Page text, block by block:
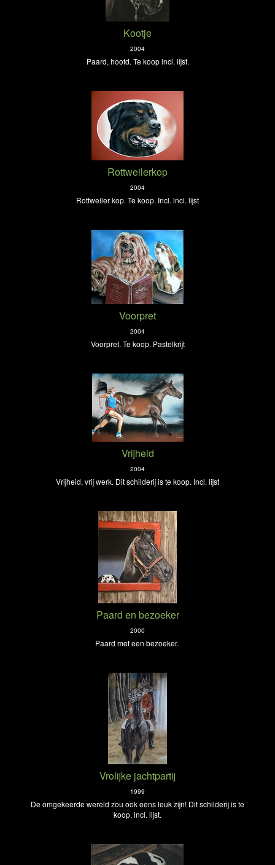
Kootje
2004
Paard, hoofd. Te koop incl. lijst.
Rottweilerkop
2004
Rottweiler kop. Te koop. Incl. lncl. lijst
Voorpret
2004
Voorpret. Te koop. Pastelkrijt
Vrijheid
2004
Vrijheid, vrij werk. Dit schilderij is te koop. Incl. lijst
Paard en bezoeker
2000
Paard met een bezoeker.
Vrolijke jachtpartij
1999
De omgekeerde wereld zou ook eens leuk zijn! Dit schilderij is te
koop, incl. lijst.